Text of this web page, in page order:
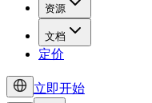
资源
文档
定价
立即开始